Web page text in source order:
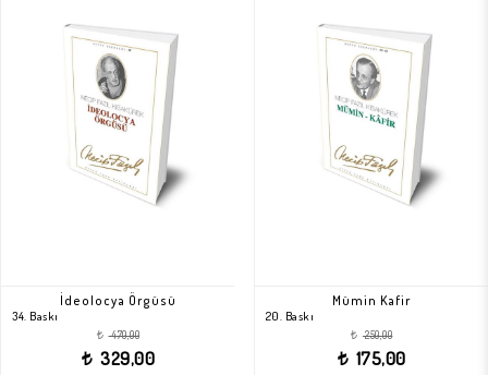
İdeolocya Örgüsü
34. Baskı
t
470,00
t
329,00
Mümin Kafir
20. Baskı
t
250,00
t
175,00